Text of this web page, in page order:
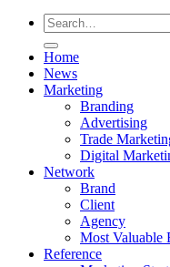
Home
News
Marketing
Branding
Advertising
Trade
Digital
Network
Brand
Client
Agency
Most Valuable
Reference